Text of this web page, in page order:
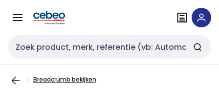
naar
naar
Zoekveld invoer
Breadcrumb bekijken